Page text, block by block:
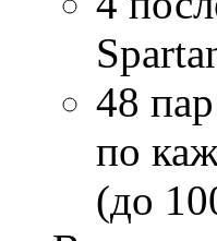
48 пар
по
(до